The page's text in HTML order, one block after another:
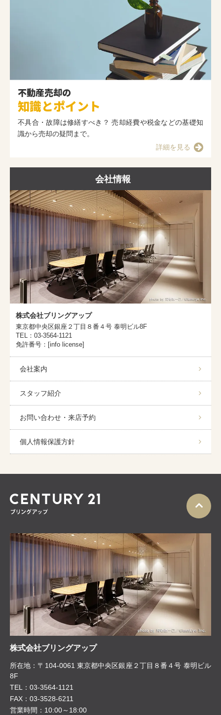
不動産売却の
知識とポイント
不具合・故障は修繕すべき？ 売却経費や税金などの基礎知
識から売却の疑問まで。
詳細を見る
会社情報
株式会社ブリングアップ
東京都中央区銀座２丁目８番４号 泰明ビル8F
TEL：03-3564-1121
免許番号：[info license]
会社案内
スタッフ紹介
お問い合わせ・来店予約
個人情報保護方針
株式会社ブリングアップ
所在地：〒104-0061 東京都中央区銀座２丁目８番４号 泰明ビル
8F
TEL：03-3564-1121
FAX：03-3528-6211
営業時間：10:00～18:00